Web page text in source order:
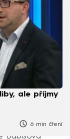
ale příjmy
6 min čtení
Babišova